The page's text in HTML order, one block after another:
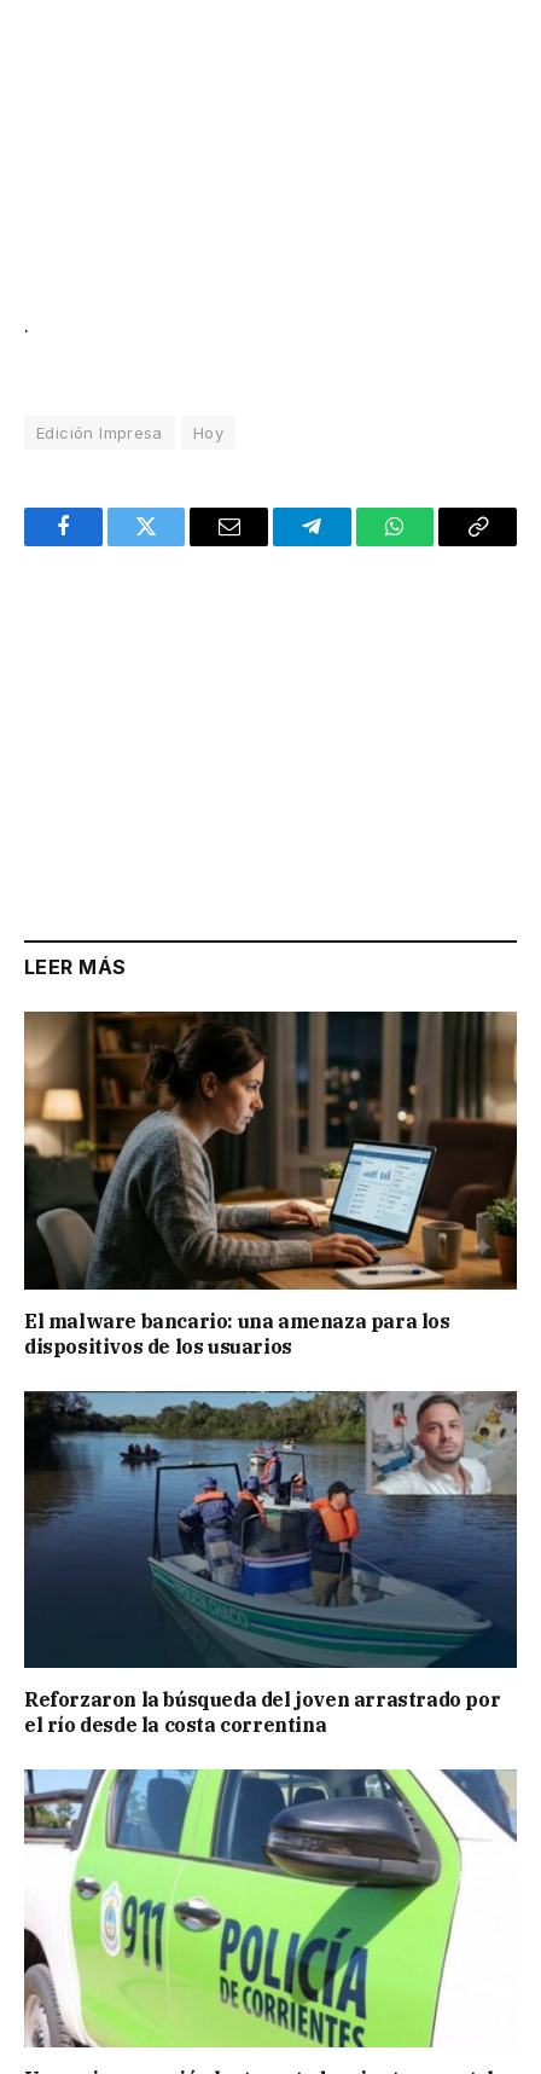
.
Edición Impresa Hoy
FacebookTwitter Email TelegramWhatsAppCopy
LEER MÁS
El malware bancario: una amenaza para los
dispositivos de los usuarios
Reforzaron la búsqueda del joven arrastrado por
el río desde la costa correntina